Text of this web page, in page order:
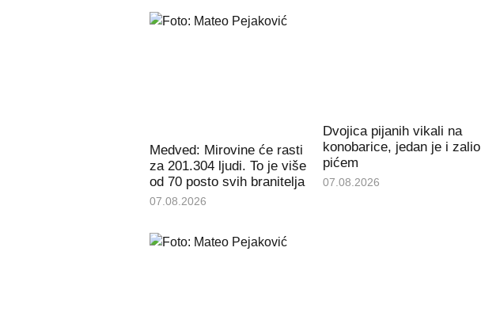
Medved: Mirovine će rasti
za 201.304 ljudi. To je više
od 70 posto svih branitelja
07.08.2026
Dvojica pijanih vikali na
konobarice, jedan je i zalio
pićem
07.08.2026